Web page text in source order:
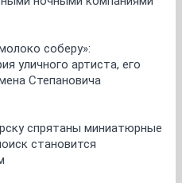
соберу»:
уличного артиста, его
Степановича
спрятаны миниатюрные
становится